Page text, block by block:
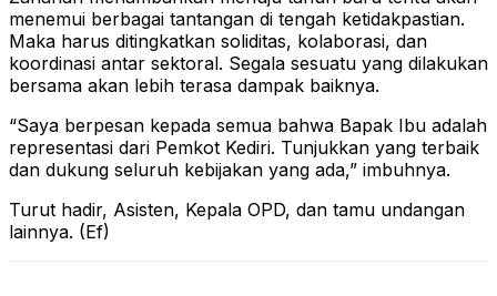
menemui berbagai tantangan di tengah ketidakpastian.
Maka harus ditingkatkan soliditas, kolaborasi, dan
koordinasi antar sektoral. Segala sesuatu yang dilakukan
bersama akan lebih terasa dampak baiknya.
“Saya berpesan kepada semua bahwa Bapak Ibu adalah
representasi dari Pemkot Kediri. Tunjukkan yang terbaik
dan dukung seluruh kebijakan yang ada,” imbuhnya.
Turut hadir, Asisten, Kepala OPD, dan tamu undangan
lainnya. (Ef)